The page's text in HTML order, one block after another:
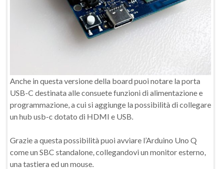
Anche in questa versione della board puoi notare la porta
USB-C destinata alle consuete funzioni di alimentazione e
programmazione, a cui si aggiunge la possibilità di collegare
un hub usb-c dotato di HDMI e USB.
Grazie a questa possibilità puoi avviare l’Arduino Uno Q
come un SBC standalone, collegandovi un monitor esterno,
una tastiera ed un mouse.